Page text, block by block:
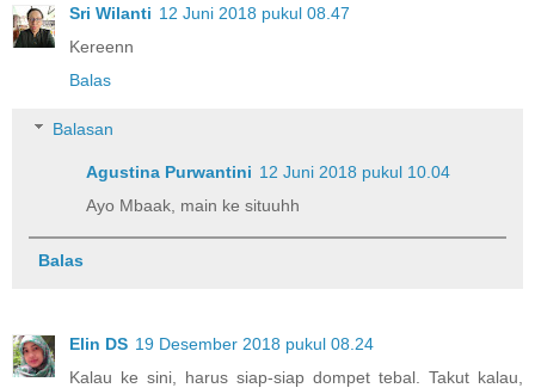
Sri Wilanti 12 Juni 2018 pukul 08.47
Kereenn
Balas
Balasan
Agustina Purwantini 12 Juni 2018 pukul 10.04
Ayo Mbaak, main ke situuhh
Balas
Elin DS 19 Desember 2018 pukul 08.24
Kalau ke sini, harus siap-siap dompet tebal. Takut kalau,